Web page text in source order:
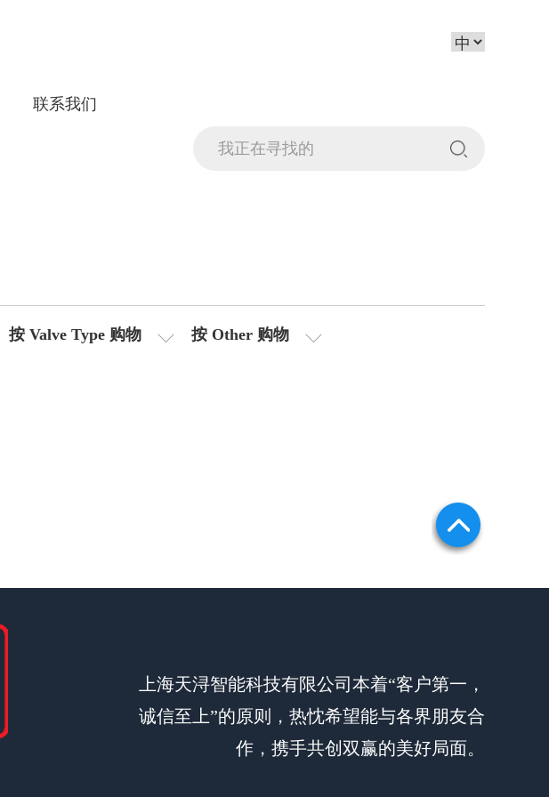
联系我们
按 Valve Type 购物 按 Other 购物
上海天浔智能科技有限公司本着“客户第一，
诚信至上”的原则，热忱希望能与各界朋友合
作，携手共创双赢的美好局面。